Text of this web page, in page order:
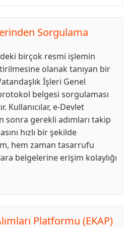
Sorgulama
birçok resmi işlemin
olanak tanıyan bir
İşleri Genel
belgesi sorgulaması
Kullanıcılar, e-Devlet
sonra gerekli adımları takip
hızlı bir şekilde
hem zaman tasarrufu
belgelerine erişim kolaylığı
Platformu (EKAP)